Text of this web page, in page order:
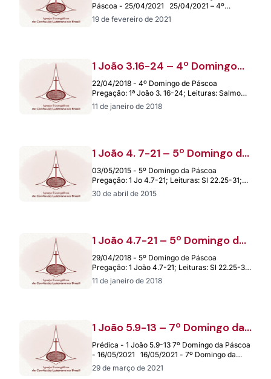
Páscoa - 25/04/2021 25/04/2021 – 4º
Domingo da Páscoa Pregação: 1…
19 de fevereiro de 2021
1 João 3.16-24 – 4º Domingo
de Páscoa – 22/04/2018
22/04/2018 - 4º Domingo de Páscoa
Pregação: 1ª João 3. 16-24; Leituras: Salmo
23; João 10. 11-18. Deolindo Feltz –…
11 de janeiro de 2018
1 João 4. 7-21 – 5º Domingo da
Páscoa: – 03.05.2015
03/05/2015 - 5º Domingo da Páscoa
Pregação: 1 Jo 4.7-21; Leituras: Sl 22.25-31;
Jo 15.1-8 Pa. Gizele Zimmermann –
Canarana/MT…
30 de abril de 2015
1 João 4.7-21 – 5º Domingo de
Páscoa – 29/04/2018
29/04/2018 - 5º Domingo de Páscoa
Pregação: 1 João 4.7-21; Leituras: Sl 22.25-31;
Jo 15.1-8 P. Maicon Weber – Vila…
11 de janeiro de 2018
1 João 5.9-13 – 7º Domingo da
Páscoa – 16/05/2021
Prédica - 1 João 5.9-13 7º Domingo da Páscoa
- 16/05/2021 16/05/2021 - 7º Domingo da
Páscoa Jesus Cristo…
29 de março de 2021